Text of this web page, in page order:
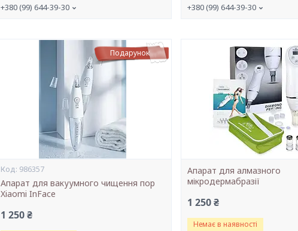
+380 (99) 644-39-30 +380 (99) 644-39-30
Подарунок
986357
Апарат для вакуумного чищення пор
Xiaomi InFace
1 250 ₴
Апарат для алмазного
мікродермабразії
1 250 ₴
Немає в наявності